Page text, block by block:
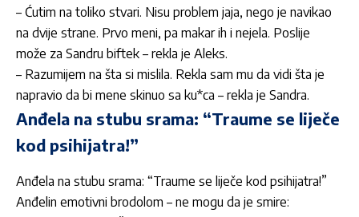
– Ćutim na toliko stvari. Nisu problem jaja, nego je navikao
na dvije strane. Prvo meni, pa makar ih i nejela. Poslije
može za Sandru biftek – rekla je Aleks.
– Razumijem na šta si mislila. Rekla sam mu da vidi šta je
napravio da bi mene skinuo sa ku*ca – rekla je Sandra.
Anđela na stubu srama: “Traume se liječe
kod psihijatra!”
Anđela na stubu srama: “Traume se liječe kod psihijatra!”
Anđelin emotivni brodolom – ne mogu da je smire: